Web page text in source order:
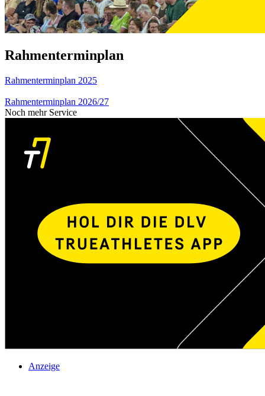
Rahmenterminplan
Rahmenterminplan 2025
Rahmenterminplan 2026/27
Noch mehr Service
Anzeige